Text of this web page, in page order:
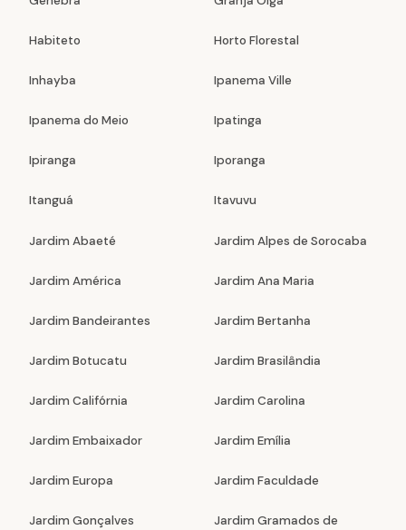
Habiteto Horto Florestal
Inhayba Ipanema Ville
Ipanema do Meio Ipatinga
Ipiranga Iporanga
Itanguá Itavuvu
Jardim Abaeté Jardim Alpes de Sorocaba
Jardim América Jardim Ana Maria
Jardim Bandeirantes Jardim Bertanha
Jardim Botucatu Jardim Brasilândia
Jardim Califórnia Jardim Carolina
Jardim Embaixador Jardim Emília
Jardim Europa Jardim Faculdade
Jardim Gonçalves
Jardim Gramados de